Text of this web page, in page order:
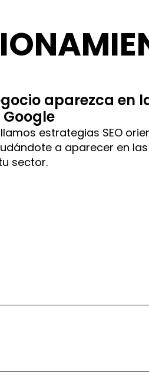
aparezca en
estrategias SEO
a aparecer en
sector.